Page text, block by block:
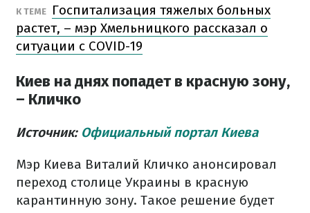
К ТЕМЕ
Госпитализация тяжелых больных
растет, – мэр Хмельницкого рассказал о
ситуации с COVID-19
Киев на днях попадет в красную зону,
– Кличко
Источник: Официальный портал Киева
Мэр Киева Виталий Кличко анонсировал
переход столице Украины в красную
карантинную зону. Такое решение будет